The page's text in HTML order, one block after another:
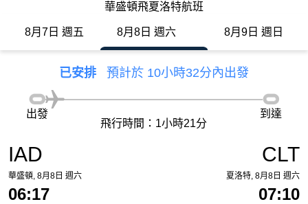
華盛頓飛夏洛特航班
8月7日 週五 8月8日 週六 8月9日 週日
已安排 預計於 10小時32分內出發
IAD
華盛頓, 8月8日 週六
06:17
出發
飛行時間：1小時21分
到達
CLT
夏洛特, 8月8日 週六
07:10